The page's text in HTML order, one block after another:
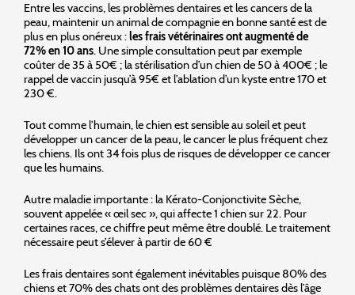
Entre les vaccins, les problèmes dentaires et les cancers de la
peau, maintenir un animal de compagnie en bonne santé est de
plus en plus onéreux :les frais vétérinaires ont augmenté de
72% en 10 ans. Une simple consultation peut par exemple
coûter de 35 à 50€ ; la stérilisation d’un chien de 50 à 400€ ; le
rappel de vaccin jusqu’à 95€ et l’ablation d’un kyste entre 170 et
230 €.
Tout comme l’humain, le chien est sensible au soleil et peut
développer un cancer de la peau, le cancer le plus fréquent chez
les chiens. Ils ont 34 fois plus de risques de développer ce cancer
que les humains.
Autre maladie importante : la Kérato-Conjonctivite Sèche,
souvent appelée « œil sec », qui affecte 1 chien sur 22. Pour
certaines races, ce chiffre peut même être doublé. Le traitement
nécessaire peut s’élever à partir de 60 €
Les frais dentaires sont également inévitables puisque 80% des
chiens et 70% des chats ont des problèmes dentaires dès l’âge